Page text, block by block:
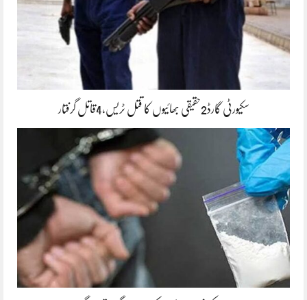
سکیورٹی گارڈ2حقیقی بھائیوں کا قتل ٹریس،4قاتل گرفتار